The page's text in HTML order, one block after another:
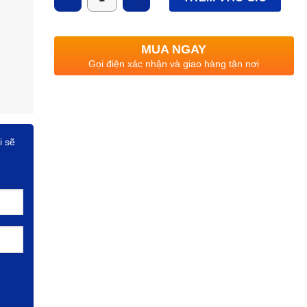
sẽ
– Được ứng dụng trong trang trí cửa hàng, nhà ở,
thương mại, …
MUA NGAY
Gọi điện xác nhận và giao hàng tận nơi